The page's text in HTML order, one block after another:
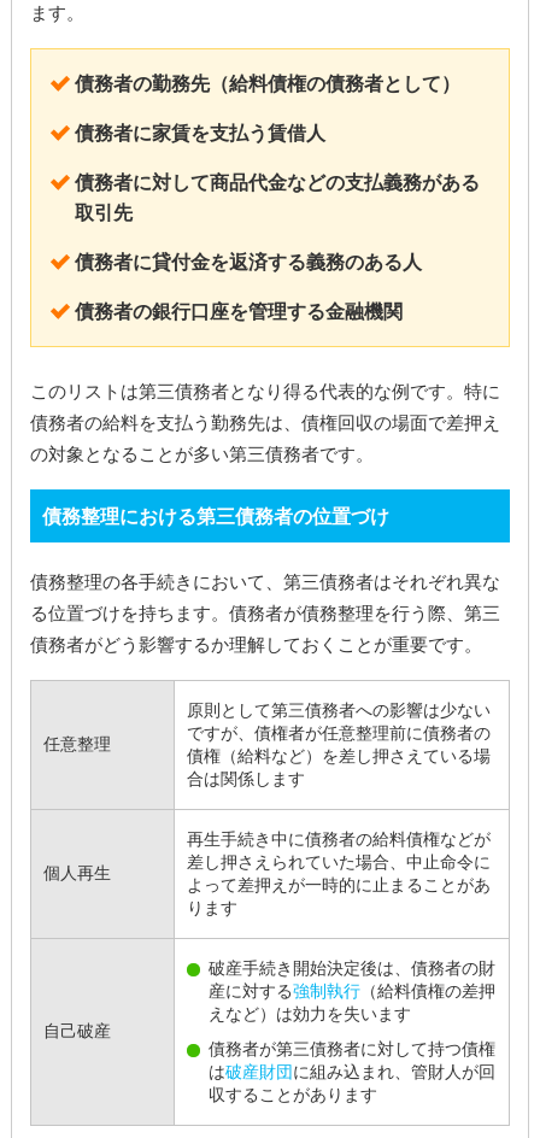
ます。
債務者の勤務先（給料債権の債務者として）
債務者に家賃を支払う賃借人
債務者に対して商品代金などの支払義務がある
取引先
債務者に貸付金を返済する義務のある人
債務者の銀行口座を管理する金融機関
このリストは第三債務者となり得る代表的な例です。特に
債務者の給料を支払う勤務先は、債権回収の場面で差押え
の対象となることが多い第三債務者です。
債務整理における第三債務者の位置づけ
債務整理の各手続きにおいて、第三債務者はそれぞれ異な
る位置づけを持ちます。債務者が債務整理を行う際、第三
債務者がどう影響するか理解しておくことが重要です。
任意整理
原則として第三債務者への影響は少ない
ですが、債権者が任意整理前に債務者の
債権（給料など）を差し押さえている場
合は関係します
個人再生
再生手続き中に債務者の給料債権などが
差し押さえられていた場合、中止命令に
よって差押えが一時的に止まることがあ
ります
自己破産
破産手続き開始決定後は、債務者の財
産に対する強制執行 （給料債権の差押
えなど）は効力を失います
債務者が第三債務者に対して持つ債権
は破産財団に組み込まれ、管財人が回
収することがあります